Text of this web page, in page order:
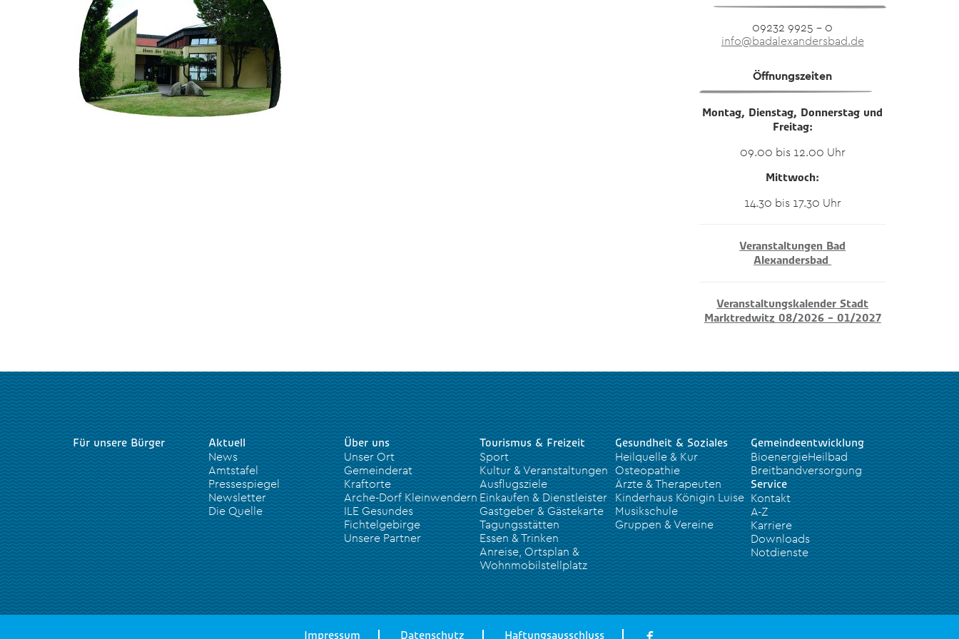
09232 9925 – 0
info@badalexandersbad.de
Öffnungszeiten
Montag, Dienstag, Donnerstag und
Freitag:
09.00 bis 12.00 Uhr
Mittwoch:
14.30 bis 17.30 Uhr
Veranstaltungen Bad
Alexandersbad
Veranstaltungskalender Stadt
Marktredwitz 08/2026 – 01/2027
Für unsere Bürger
Aktuell
News
Amtstafel
Pressespiegel
Newsletter
Die Quelle
Über uns
Unser Ort
Gemeinderat
Kraftorte
Arche-Dorf Kleinwendern
ILE Gesundes
Fichtelgebirge
Unsere Partner
Tourismus & Freizeit
Sport
Kultur & Veranstaltungen
Ausflugsziele
Einkaufen & Dienstleister
Gastgeber & Gästekarte
Tagungsstätten
Essen & Trinken
Anreise, Ortsplan &
Wohnmobilstellplatz
Gesundheit & Soziales
Heilquelle & Kur
Osteopathie
Ärzte & Therapeuten
Kinderhaus Königin Luise
Musikschule
Gruppen & Vereine
Gemeindeentwicklung
BioenergieHeilbad
Breitbandversorgung
Service
Kontakt
A-Z
Karriere
Downloads
Notdienste
Impressum Datenschutz Haftungsausschluss